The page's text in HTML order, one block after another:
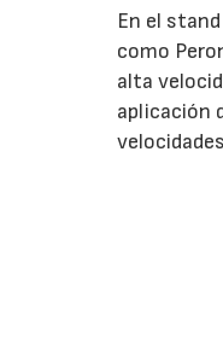
En el stand
como
alta
aplicación